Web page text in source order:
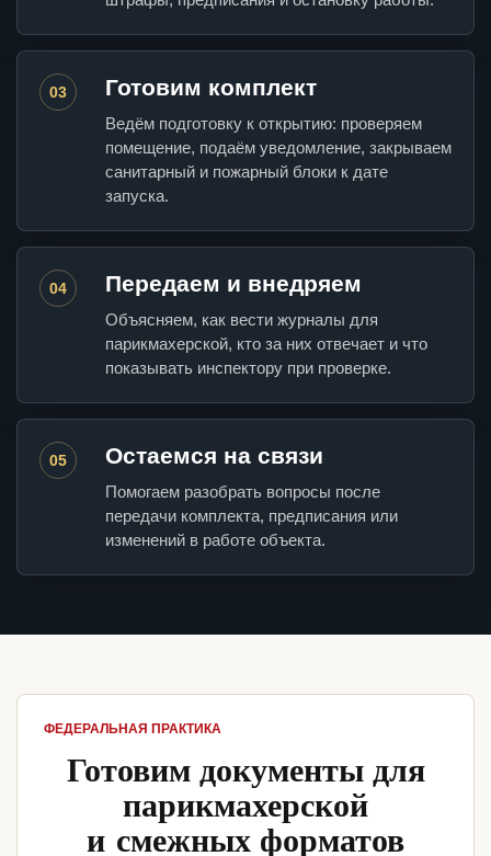
03 Готовим комплект
Ведём подготовку к открытию: проверяем
помещение, подаём уведомление, закрываем
санитарный и пожарный блоки к дате
запуска.
04 Передаем и внедряем
Объясняем, как вести журналы для
парикмахерской, кто за них отвечает и что
показывать инспектору при проверке.
05 Остаемся на связи
Помогаем разобрать вопросы после
передачи комплекта, предписания или
изменений в работе объекта.
ФЕДЕРАЛЬНАЯ ПРАКТИКА
Готовим документы для
парикмахерской
и смежных форматов